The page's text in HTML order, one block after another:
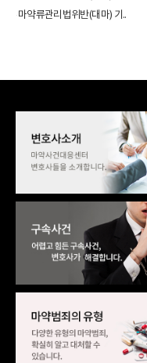
마약류관리법위반(대마) 기..